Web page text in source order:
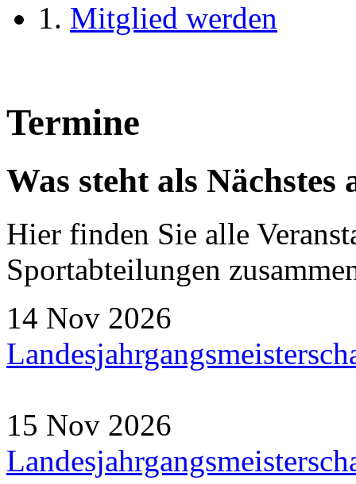
Mitglied werden
Termine
Was steht als Nächstes
Hier finden Sie alle
Sportabteilungen
14 Nov 2026
15 Nov 2026